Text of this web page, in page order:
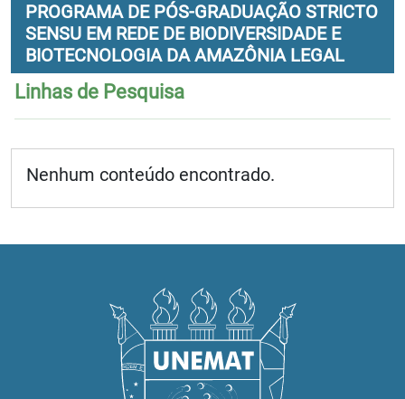
PROGRAMA DE PÓS-GRADUAÇÃO STRICTO
SENSU EM REDE DE BIODIVERSIDADE E
BIOTECNOLOGIA DA AMAZÔNIA LEGAL
Linhas de Pesquisa
Nenhum conteúdo encontrado.